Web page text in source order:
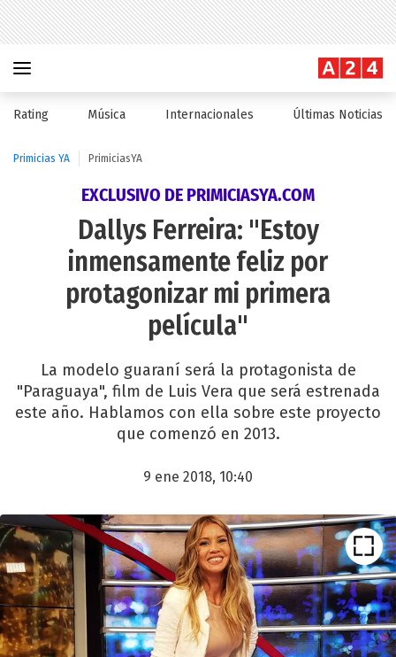
Rating Música Internacionales Últimas Noticias
Primicias YA PrimiciasYA
EXCLUSIVO DE PRIMICIASYA.COM
Dallys Ferreira: "Estoy
inmensamente feliz por
protagonizar mi primera
película"
La modelo guaraní será la protagonista de
"Paraguaya", film de Luis Vera que será estrenada
este año. Hablamos con ella sobre este proyecto
que comenzó en 2013.
9 ene 2018, 10:40